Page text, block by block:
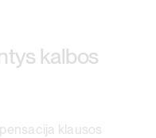
kalbos
klausos